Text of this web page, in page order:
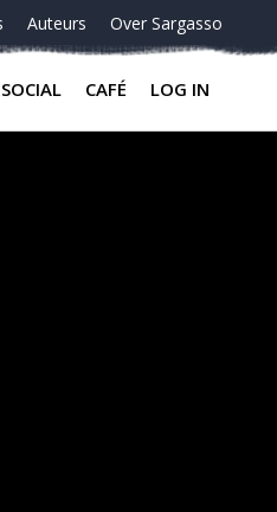
Auteurs Over Sargasso
SOCIAL CAFÉ LOG IN